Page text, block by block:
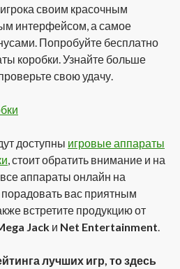
своим красочным
интерфейсом, а самое
Попробуйте бесплатно
коробки. Узнайте больше
свою удачу.
доступны игровые аппараты
, стоит обратить внимание и на
аппараты онлайн на
вас приятным
встретите продукцию от
Jack и Net Entertainment.
лучших игр, то здесь